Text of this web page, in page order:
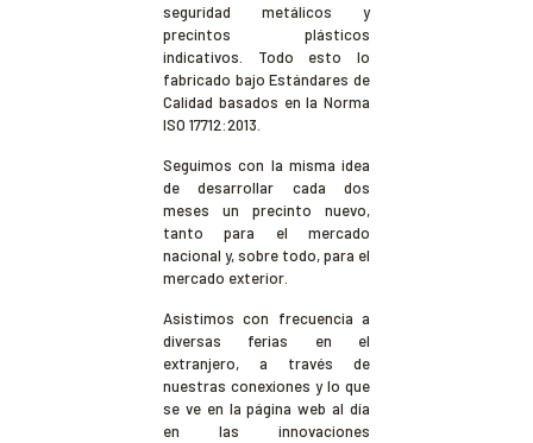
seguridad metálicos y
precintos plásticos
indicativos. Todo esto lo
fabricado bajo Estándares de
Calidad basados en la Norma
ISO 17712:2013.
Seguimos con la misma idea
de desarrollar cada dos
meses un precinto nuevo,
tanto para el mercado
nacional y, sobre todo, para el
mercado exterior.
Asistimos con frecuencia a
diversas ferias en el
extranjero, a través de
nuestras conexiones y lo que
se ve en la página web al día
en las innovaciones